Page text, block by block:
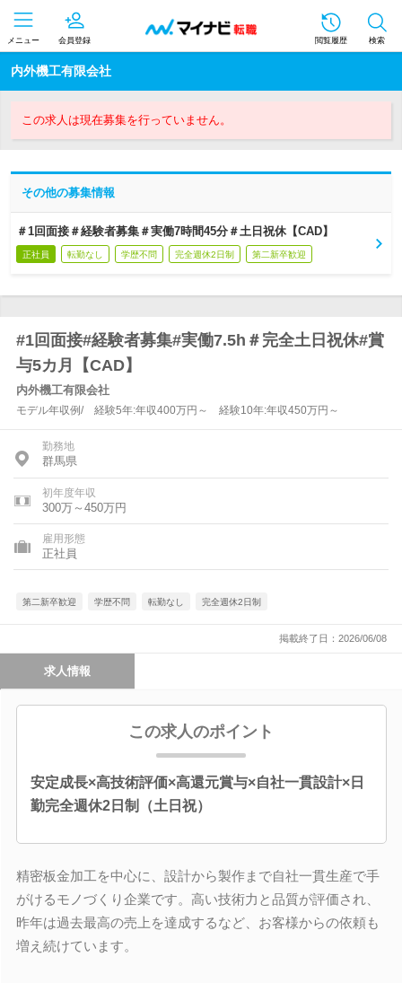
メニュー 会員登録 閲覧履歴 検索
内外機工有限会社
この求人は現在募集を行っていません。
その他の募集情報
＃1回面接＃経験者募集＃実働7時間45分＃土日祝休【CAD】
正社員 転勤なし 学歴不問 完全週休2日制 第二新卒歓迎
#1回面接#経験者募集#実働7.5h＃完全土日祝休#賞
与5カ月【CAD】
内外機工有限会社
モデル年収例/ 経験5年:年収400万円～ 経験10年:年収450万円～
勤務地
群馬県
初年度年収
300万～450万円
雇用形態
正社員
第二新卒歓迎 学歴不問 転勤なし 完全週休2日制
掲載終了日：2026/06/08
求人情報
この求人のポイント
安定成長×高技術評価×高還元賞与×自社一貫設計×日
勤完全週休2日制（土日祝）
精密板金加工を中心に、設計から製作まで自社一貫生産で手
がけるモノづくり企業です。高い技術力と品質が評価され、
昨年は過去最高の売上を達成するなど、お客様からの依頼も
増え続けています。